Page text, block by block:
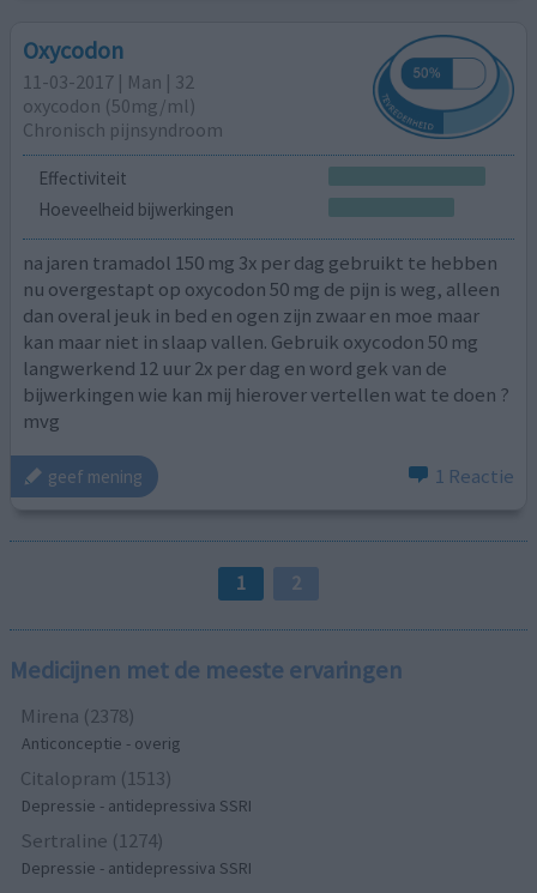
Oxycodon
11-03-2017 | Man | 32
oxycodon (50mg/ml)
Chronisch pijnsyndroom
Effectiviteit
Hoeveelheid bijwerkingen
na jaren tramadol 150 mg 3x per dag gebruikt te hebben
nu overgestapt op oxycodon 50 mg de pijn is weg, alleen
dan overal jeuk in bed en ogen zijn zwaar en moe maar
kan maar niet in slaap vallen. Gebruik oxycodon 50 mg
langwerkend 12 uur 2x per dag en word gek van de
bijwerkingen wie kan mij hierover vertellen wat te doen ?
mvg
geef mening 1 Reactie
1 2
Medicijnen met de meeste ervaringen
Mirena (2378)
Anticonceptie - overig
Citalopram (1513)
Depressie - antidepressiva SSRI
Sertraline (1274)
Depressie - antidepressiva SSRI